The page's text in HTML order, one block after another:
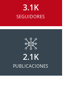
3.1K
SEGUIDORES
2.1K
PUBLICACIONES